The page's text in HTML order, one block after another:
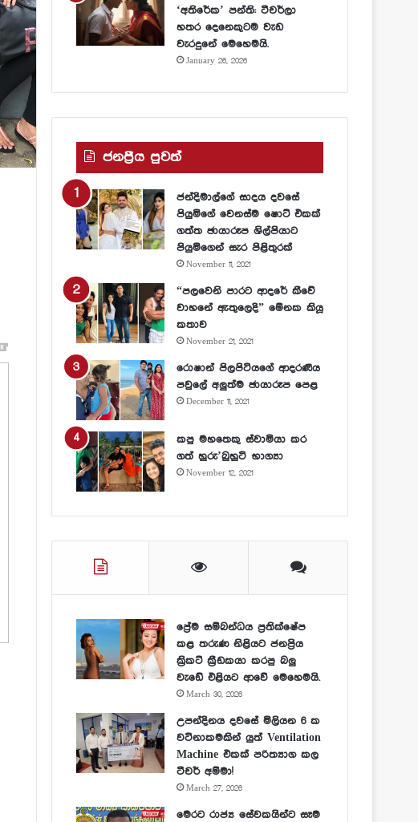
‘අතිරේක’ පන්ති: ටීචර්ලා
හතර දෙනෙකුටම වැඩ
වැරදුනේ මෙහෙමයි.
January 26, 2026
ජනප්‍රීය පුවත්
ජන්දිමාල්ගේ සාදය දවසේ
පියුමිගේ වෙනස්ම ෂොට් එකක්
ගත්ත ඡායාරූප ශිල්පියාට
පියුමිගෙන් සැර පිළිතුරක්
November 11, 2021
“පලවෙනි පාරට ආදරේ කීවේ
වාහනේ ඇතුලෙදි” මේනක කියූ
කතාව
November 21, 2021
රොෂාන් පිලපිටියගේ ආදරණීය
පවුලේ අලුත්ම ඡායාරූප පෙළ
December 11, 2021
කපු මහතෙකු ස්වාමියා කර
ගත් හුරු’බුහුටි භාග්‍යා
November 12, 2021
ප්‍රේම සම්බන්ධය ප්‍රතික්ෂේප
කළ තරුණ නිළියට ජනප්‍රිය
ක්‍රිකට් ක්‍රීඩකයා කරපු බලු
වැඩේ එළියට ආවේ මෙහෙමයි.
March 30, 2026
උපන්දිනය දවසේ මිලියන 6 ක
වටිනාකමකින් යුත් Ventilation
Machine එකක් පරිත්‍යාග කල
ටීචර් අම්මා!
March 27, 2026
මෙරට රාජ්‍ය සේවකයින්ට සෑම